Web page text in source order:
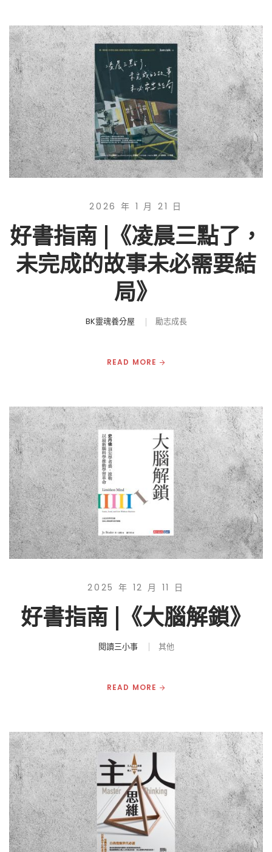
2026 年 1 月 21 日
好書指南 |《凌晨三點了，
未完成的故事未必需要結
局》
BK靈魂養分屋 勵志成長
READ MORE
2025 年 12 月 11 日
好書指南 |《大腦解鎖》
閱讀三小事 其他
READ MORE